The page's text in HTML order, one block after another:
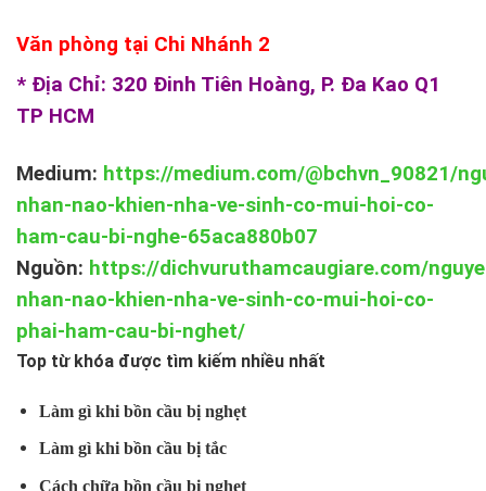
Văn phòng tại Chi Nhánh 2
* Địa Chỉ: 320 Đinh Tiên Hoàng, P. Đa Kao Q1
TP HCM
Medium: https://medium.com/@bchvn_90821/
nhan-nao-khien-nha-ve-sinh-co-mui-hoi-co-
ham-cau-bi-nghe-65aca880b07
Nguồn: https://dichvuruthamcaugiare.com/
nhan-nao-khien-nha-ve-sinh-co-mui-hoi-co-
phai-ham-cau-bi-nghet/
Top từ khóa được tìm kiếm nhiều nhất
Làm gì khi bồn cầu bị nghẹt
Làm gì khi bồn cầu bị tắc
Cách chữa bồn cầu bị nghẹt